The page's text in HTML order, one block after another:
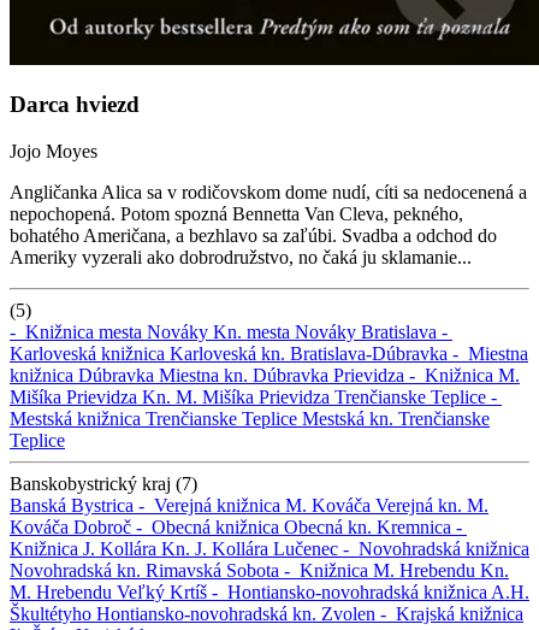
Darca hviezd
Jojo Moyes
Angličanka Alica sa v rodičovskom dome nudí, cíti sa nedocenená a
nepochopená. Potom spozná Bennetta Van Cleva, pekného,
bohatého Američana, a bezhlavo sa zaľúbi. Svadba a odchod do
Ameriky vyzerali ako dobrodružstvo, no čaká ju sklamanie...
(5)
- Knižnica mesta Nováky Kn. mesta Nováky Bratislava -
Karloveská knižnica Karloveská kn. Bratislava-Dúbravka - Miestna
knižnica Dúbravka Miestna kn. Dúbravka Prievidza - Knižnica M.
Mišíka Prievidza Kn. M. Mišíka Prievidza Trenčianske Teplice -
Mestská knižnica Trenčianske Teplice Mestská kn. Trenčianske
Teplice
Banskobystrický kraj (7)
Banská Bystrica - Verejná knižnica M. Kováča Verejná kn. M.
Kováča Dobroč - Obecná knižnica Obecná kn. Kremnica -
Knižnica J. Kollára Kn. J. Kollára Lučenec - Novohradská knižnica
Novohradská kn. Rimavská Sobota - Knižnica M. Hrebendu Kn.
M. Hrebendu Veľký Krtíš - Hontiansko-novohradská knižnica A.H.
Škultétyho Hontiansko-novohradská kn. Zvolen - Krajská knižnica